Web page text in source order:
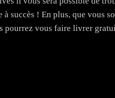
succès ! En plus, que vous
pourrez vous faire livrer